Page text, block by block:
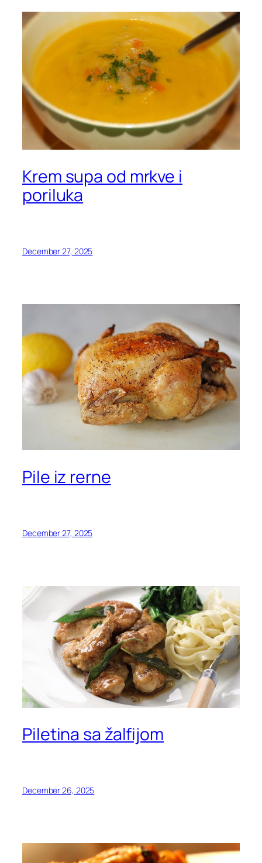
Krem supa od mrkve i
poriluka
December 27, 2025
Pile iz rerne
December 27, 2025
Piletina sa žalfijom
December 26, 2025